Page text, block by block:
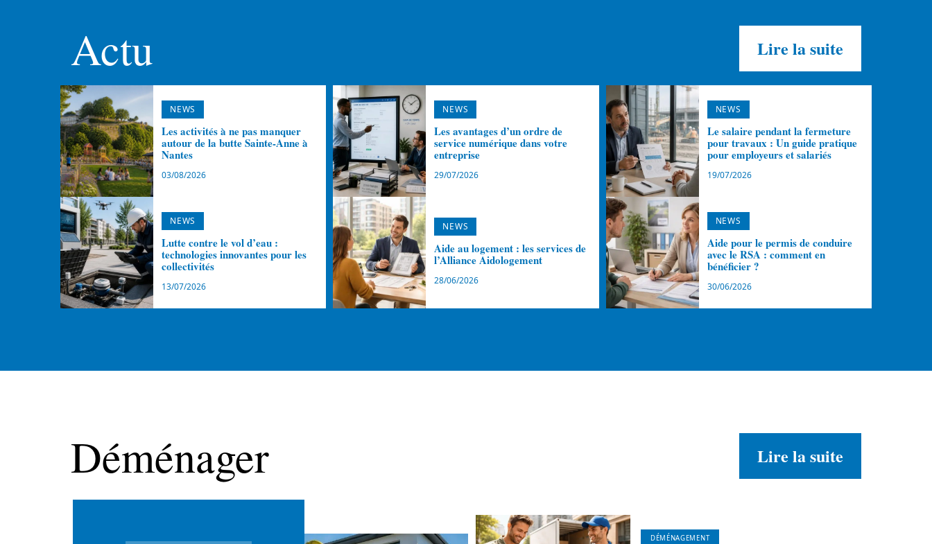
Actu Lire la suite
NEWS
Les activités à ne pas manquer
autour de la butte Sainte-Anne à
Nantes
03/08/2026
NEWS
Les avantages d’un ordre de
service numérique dans votre
entreprise
29/07/2026
NEWS
Le salaire pendant la fermeture
pour travaux : Un guide pratique
pour employeurs et salariés
19/07/2026
NEWS
Lutte contre le vol d’eau :
technologies innovantes pour les
collectivités
13/07/2026
NEWS
Aide au logement : les services de
l’Alliance Aidologement
28/06/2026
NEWS
Aide pour le permis de conduire
avec le RSA : comment en
bénéficier ?
30/06/2026
Déménager Lire la suite
DÉMÉNAGEMENT